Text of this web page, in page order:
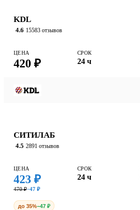
KDL
4.6 15583 отзывов
ЦЕНА
420 ₽
СРОК
24 ч
СИТИЛАБ
4.5 2891 отзывов
ЦЕНА
423 ₽
470 ₽−47 ₽
СРОК
24 ч
до 35%−47 ₽